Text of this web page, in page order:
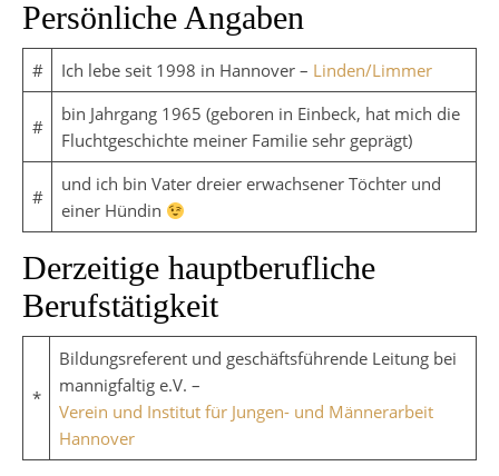
Persönliche Angaben
# Ich lebe seit 1998 in Hannover – Linden/Limmer
#
bin Jahrgang 1965 (geboren in Einbeck, hat mich die
Fluchtgeschichte meiner Familie sehr geprägt)
#
und ich bin Vater dreier erwachsener Töchter und
einer Hündin
Derzeitige hauptberufliche
Berufstätigkeit
*
Bildungsreferent und geschäftsführende Leitung bei
mannigfaltig e.V. –
Verein und Institut für Jungen- und Männerarbeit
Hannover